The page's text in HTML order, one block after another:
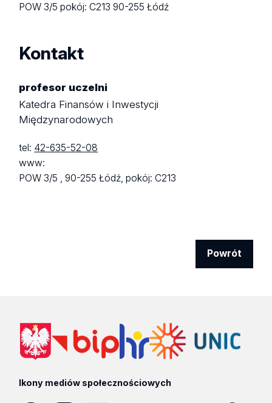
POW 3/5pokój: C21390-255 Łódź
Kontakt
profesor uczelni
Katedra Finansów i Inwestycji
Międzynarodowych
tel: 42-635-52-08
www:
POW 3/5 ,90-255 Łódź,pokój: C213
Powrót
Ikony mediów społecznościowych